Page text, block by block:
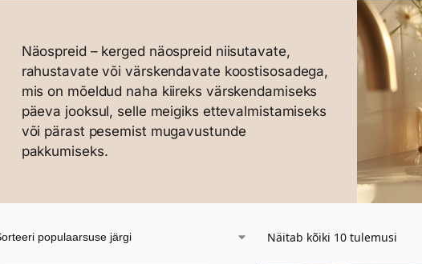
Näospreid – kerged näospreid niisutavate,
rahustavate või värskendavate koostisosadega,
mis on mõeldud naha kiireks värskendamiseks
päeva jooksul, selle meigiks ettevalmistamiseks
või pärast pesemist mugavustunde
pakkumiseks.
Näitab kõiki 10 tulemusi